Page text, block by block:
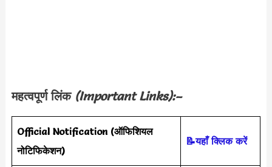
महत्वपूर्ण लिंक (Important Links):–
Official Notification(ऑफिशियल
नोटिफिकेशन)
📝यहाँ क्लिक करें